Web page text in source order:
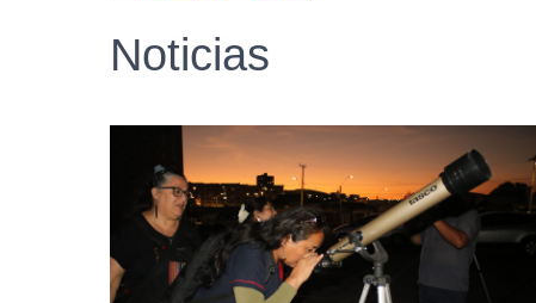
Noticias